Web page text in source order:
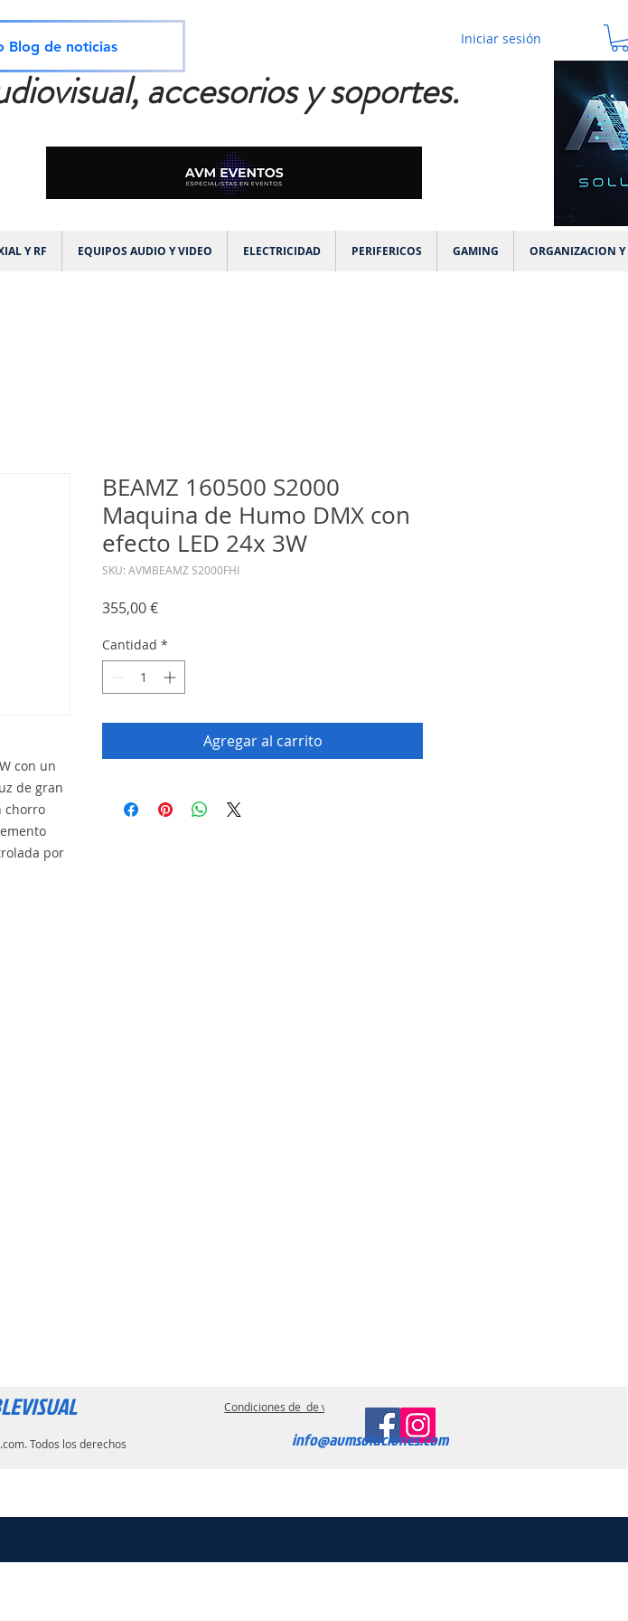
Blog de noticias Iniciar sesión
accesorios y soportes.
Y RF EQUIPOS AUDIO Y VIDEO ELECTRICIDAD PERIFERICOS GAMING ORGANIZACION Y
con un
de gran
chorro
por
BEAMZ 160500 S2000
Maquina de Humo DMX con
efecto LED 24x 3W
SKU: AVMBEAMZ S2000FHI
355,00 €Precio
Cantidad *
Agregar al carrito
Condiciones de de ventas
. Todos los derechos
info@avmsoluciones.com